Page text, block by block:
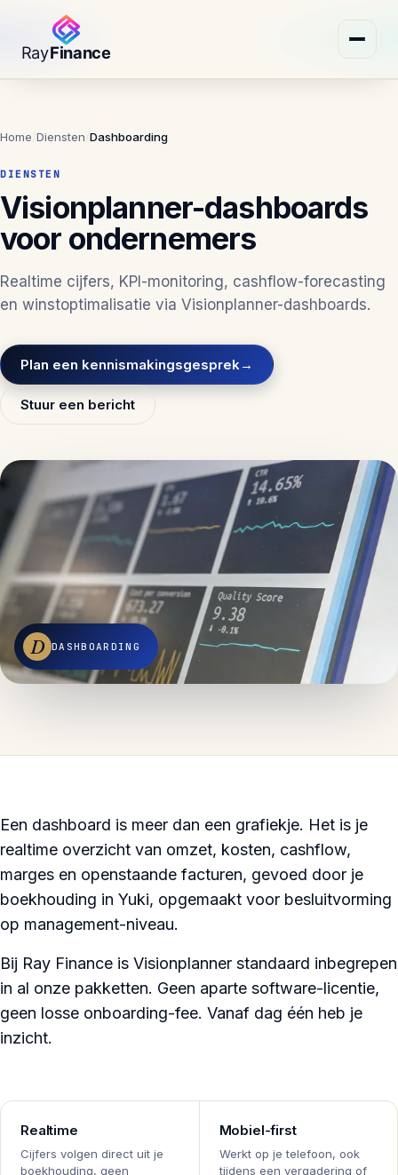
Home/Diensten/Dashboarding
DIENSTEN
Visionplanner-dashboards
voor ondernemers
Realtime cijfers, KPI-monitoring, cashflow-forecasting
en winstoptimalisatie via Visionplanner-dashboards.
Plan een kennismakingsgesprek→
Stuur een bericht
D DASHBOARDING
Een dashboard is meer dan een grafiekje. Het is je
realtime overzicht van omzet, kosten, cashflow,
marges en openstaande facturen, gevoed door je
boekhouding in Yuki, opgemaakt voor besluitvorming
op management-niveau.
Bij Ray Finance is Visionplanner standaard inbegrepen
in al onze pakketten. Geen aparte software-licentie,
geen losse onboarding-fee. Vanaf dag één heb je
inzicht.
Realtime
Cijfers volgen direct uit je
boekhouding, geen
Mobiel-first
Werkt op je telefoon, ook
tijdens een vergadering of